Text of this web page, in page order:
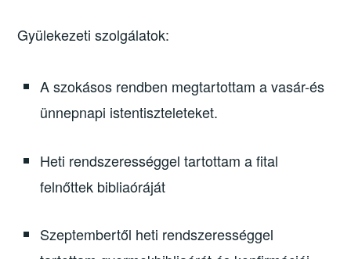
Gyülekezeti szolgálatok:
A szokásos rendben megtartottam a vasár-és
ünnepnapi istentiszteleteket.
Heti rendszerességgel tartottam a fital
felnőttek bibliaóráját
Szeptembertől heti rendszerességgel